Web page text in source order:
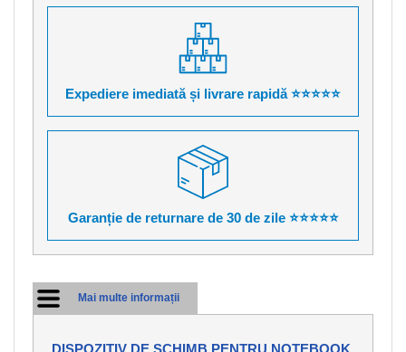
Expediere imediată și livrare rapidă ⭐⭐⭐⭐⭐
Garanție de returnare de 30 de zile ⭐⭐⭐⭐⭐
Mai multe informații
DISPOZITIV DE SCHIMB PENTRU NOTEBOOK